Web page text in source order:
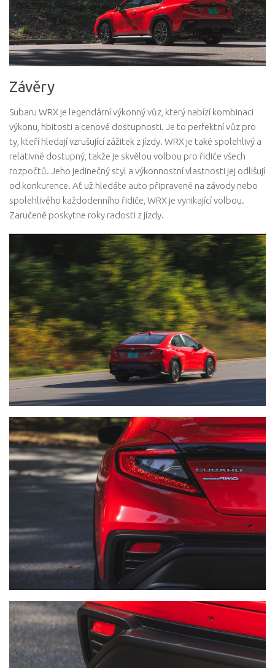
Závěry
Subaru WRX je legendární výkonný vůz, který nabízí kombinaci
výkonu, hbitosti a cenové dostupnosti. Je to perfektní vůz pro
ty, kteří hledají vzrušující zážitek z jízdy. WRX je také spolehlivý a
relativně dostupný, takže je skvělou volbou pro řidiče všech
rozpočtů. Jeho jedinečný styl a výkonnostní vlastnosti jej odlišují
od konkurence. Ať už hledáte auto připravené na závody nebo
spolehlivého každodenního řidiče, WRX je vynikající volbou.
Zaručeně poskytne roky radosti z jízdy.